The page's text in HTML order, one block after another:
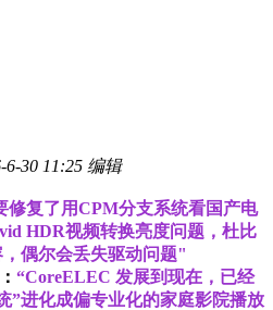
6-30 11:25 编辑
修复了用CPM分支系统看国产电
HDR视频转换亮度问题，杜比
偶尔会丢失驱动问题"
“CoreELEC 发展到现在，已经
”进化成偏专业化的家庭影院播放